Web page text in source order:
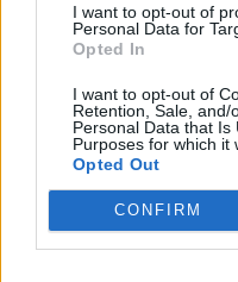
I want to opt-out of
Personal Data for
Opted In
I want to opt-out of
Retention, Sale, and/
Personal Data that Is
Purposes for which it
Opted Out
CONFIRM
Tietoa meistä
Tietosuojalauseke
Lähetä uutisvinkki